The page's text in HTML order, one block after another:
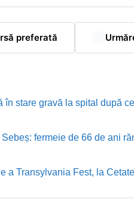
preferată
în stare gravă la spital după
fermeie de 66 de ani
a Transylvania Fest, la